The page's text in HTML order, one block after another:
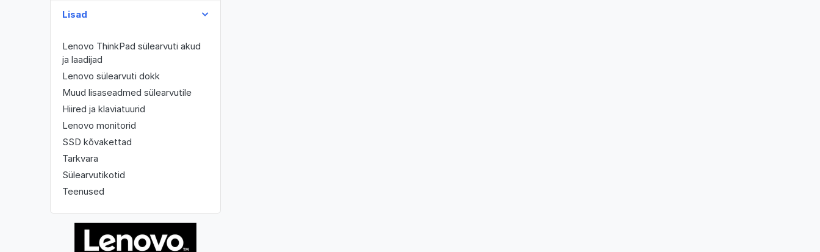
Lisad
Lenovo ThinkPad sülearvuti akud
ja laadijad
Lenovo sülearvuti dokk
Muud lisaseadmed sülearvutile
Hiired ja klaviatuurid
Lenovo monitorid
SSD kõvakettad
Tarkvara
Sülearvutikotid
Teenused